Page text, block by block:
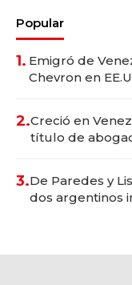
Popular
1. Emigró de
Chevron en
2.Creció en
título de
3.De Paredes y
dos argentinos